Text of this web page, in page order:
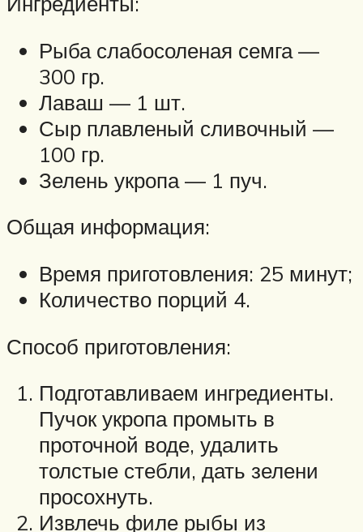
Рыба слабосоленая семга —
300 гр.
Лаваш — 1 шт.
Сыр плавленый сливочный —
100 гр.
Зелень укропа — 1 пуч.
Общая информация:
Время приготовления: 25 минут;
Количество порций 4.
Способ приготовления:
Подготавливаем ингредиенты.
Пучок укропа промыть в
проточной воде, удалить
толстые стебли, дать зелени
просохнуть.
Извлечь филе рыбы из